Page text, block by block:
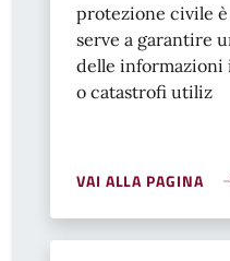
protezione civile
serve a garantire
delle informazioni
o catastrofi utiliz
VAI ALLA PAGINA